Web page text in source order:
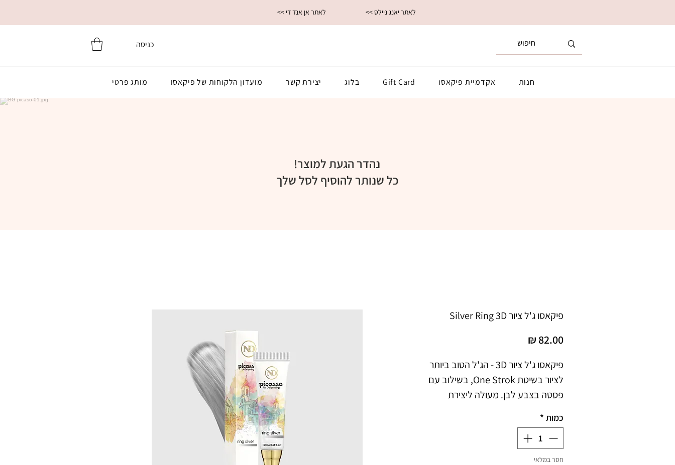
<< לאתר אן אנד די << לאתר יאנג ניילס
כניסה
חנות אקדמיית פיקאסו Gift Card בלוג יצירת קשר מועדון הלקוחות של פיקאסו מותג פרטי
נהדר הגעת למוצר!
כל שנותר להוסיף לסל שלך
פיקאסו ג'ל ציור Silver Ring 3D
מקסימים בתלת מימד, כמו סוודר ועוד.
כמות *
חסר במלאי